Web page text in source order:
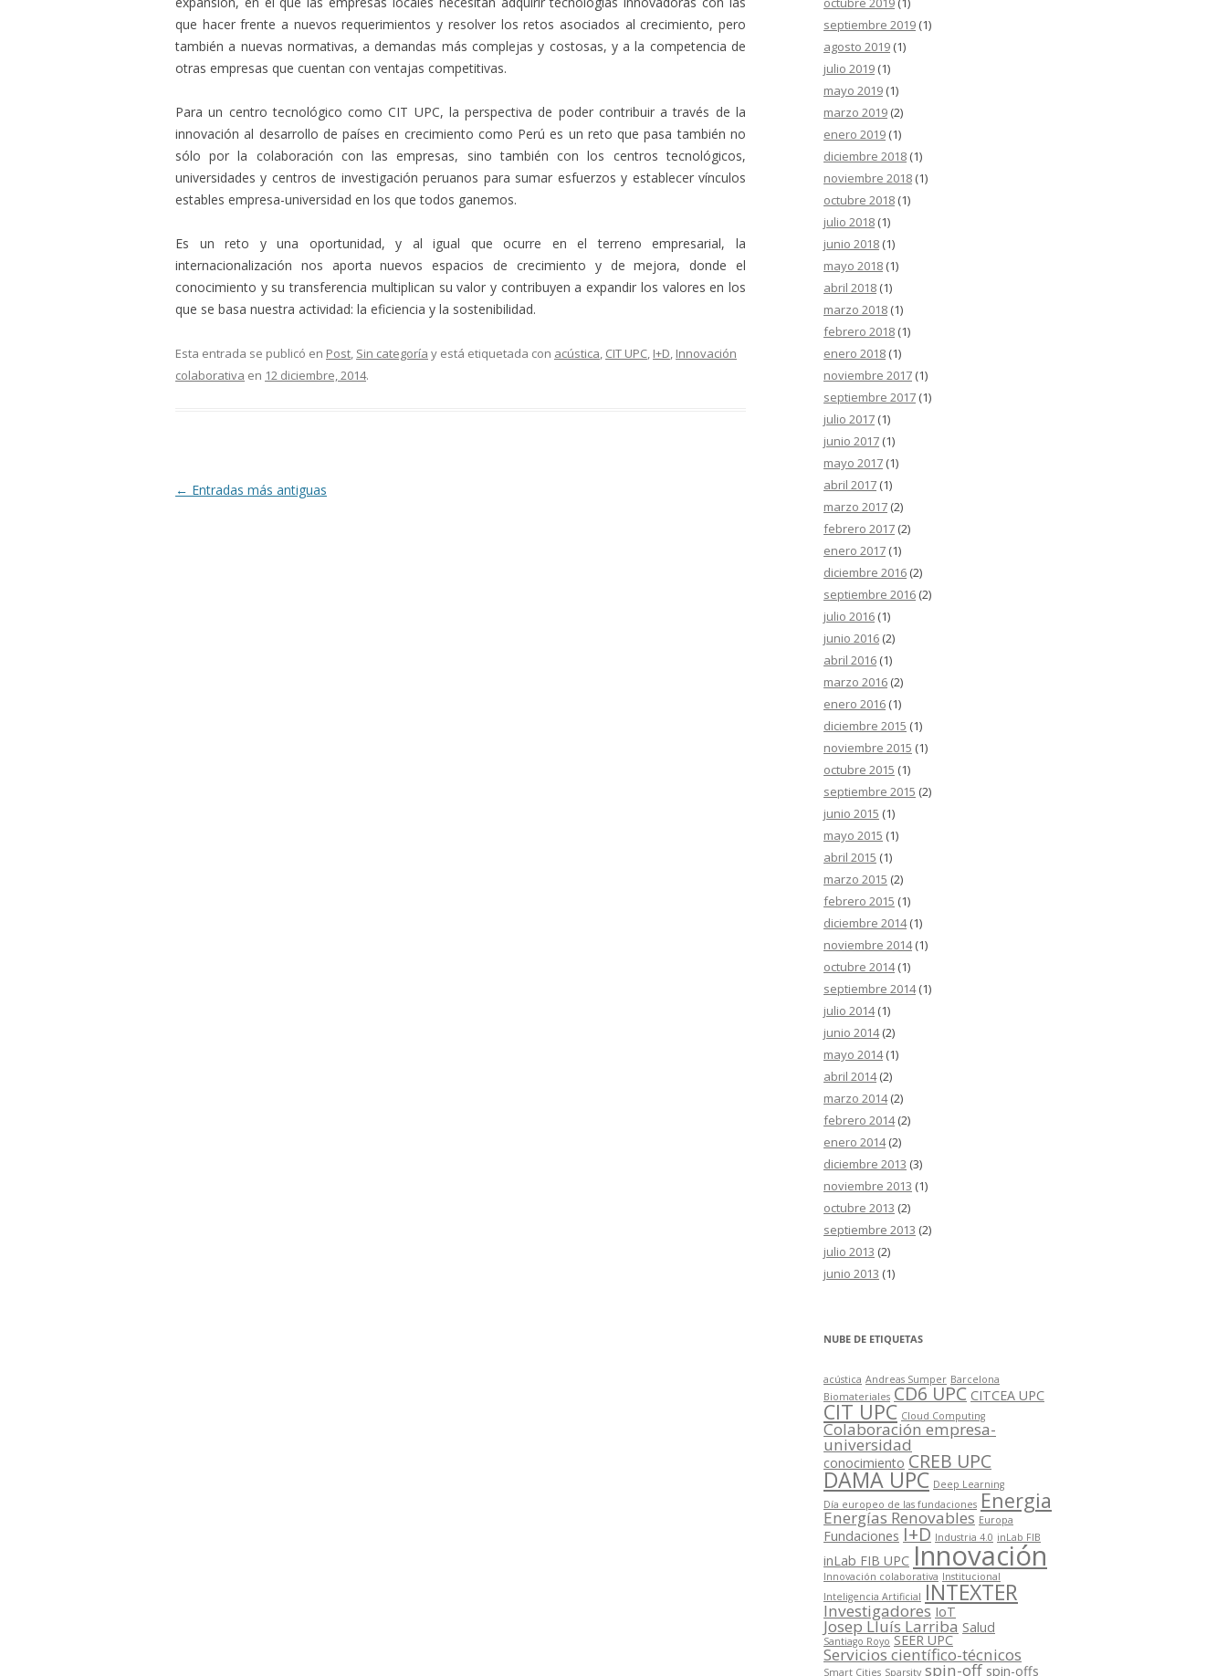
que hacer frente a nuevos requerimientos y resolver los retos asociados al crecimiento, pero
también a nuevas normativas, a demandas más complejas y costosas, y a la competencia de
otras empresas que cuentan con ventajas competitivas.
Para un centro tecnológico como CIT UPC, la perspectiva de poder contribuir a través de la
innovación al desarrollo de países en crecimiento como Perú es un reto que pasa también no
sólo por la colaboración con las empresas, sino también con los centros tecnológicos,
universidades y centros de investigación peruanos para sumar esfuerzos y establecer vínculos
estables empresa-universidad en los que todos ganemos.
Es un reto y una oportunidad, y al igual que ocurre en el terreno empresarial, la
internacionalización nos aporta nuevos espacios de crecimiento y de mejora, donde el
conocimiento y su transferencia multiplican su valor y contribuyen a expandir los valores en los
que se basa nuestra actividad: la eficiencia y la sostenibilidad.
Esta entrada se publicó en Post, Sin categoría y está etiquetada con acústica, CIT UPC, I+D, Innovación
colaborativa en 12 diciembre, 2014.
Navegación
← Entradas más antiguas
septiembre 2019 (1)
agosto 2019 (1)
julio 2019 (1)
mayo 2019 (1)
marzo 2019 (2)
enero 2019 (1)
diciembre 2018 (1)
noviembre 2018 (1)
octubre 2018 (1)
julio 2018 (1)
junio 2018 (1)
mayo 2018 (1)
abril 2018 (1)
marzo 2018 (1)
febrero 2018 (1)
enero 2018 (1)
noviembre 2017 (1)
septiembre 2017 (1)
julio 2017 (1)
junio 2017 (1)
mayo 2017 (1)
abril 2017 (1)
marzo 2017 (2)
febrero 2017 (2)
enero 2017 (1)
diciembre 2016 (2)
septiembre 2016 (2)
julio 2016 (1)
junio 2016 (2)
abril 2016 (1)
marzo 2016 (2)
enero 2016 (1)
diciembre 2015 (1)
noviembre 2015 (1)
octubre 2015 (1)
septiembre 2015 (2)
junio 2015 (1)
mayo 2015 (1)
abril 2015 (1)
marzo 2015 (2)
febrero 2015 (1)
diciembre 2014(1)
noviembre 2014(1)
octubre 2014(1)
septiembre 2014(1)
julio 2014(1)
junio 2014(2)
mayo 2014(1)
abril 2014(2)
marzo 2014(2)
febrero 2014(2)
enero 2014(2)
diciembre 2013 (3)
noviembre 2013 (1)
octubre 2013 (2)
septiembre 2013 (2)
julio 2013 (2)
junio 2013 (1)
NUBE DE ETIQUETAS
acústica Andreas Sumper Barcelona
Biomateriales CD6 UPC CITCEA UPC
CIT UPC Cloud Computing
Colaboración empresa-
universidad
conocimiento CREB UPC
DAMA UPC Deep Learning
Día europeo de las fundaciones Energia
Energías Renovables Europa
Fundaciones I+D Industria 4.0 inLab FIB
inLab FIB UPC Innovación
Innovación colaborativa Institucional
Inteligencia Artificial INTEXTER
Investigadores IoT
Josep Lluís Larriba Salud
Santiago Royo SEER UPC
Servicios científico-técnicos
Smart Cities Sparsity spin-off spin-offs